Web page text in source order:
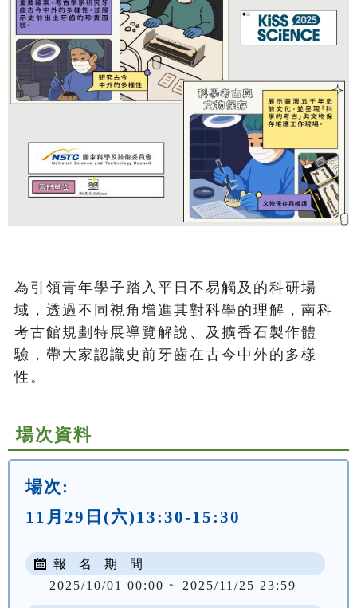
為引領青年學子踏入平日不易觸及的科研場
域，透過不同視角增進其對科學的理解，南科
考古館規劃特展導覽解說、及擴香石製作體
驗，帶大家認識史前牙齒在古今中外的多樣
性。
場次資料
場次:
11月29日(六)13:30-15:30
報 名 期 間
2025/10/01 00:00 ~ 2025/11/25 23:59